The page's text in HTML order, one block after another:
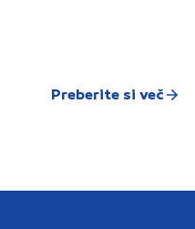
Preberite si več